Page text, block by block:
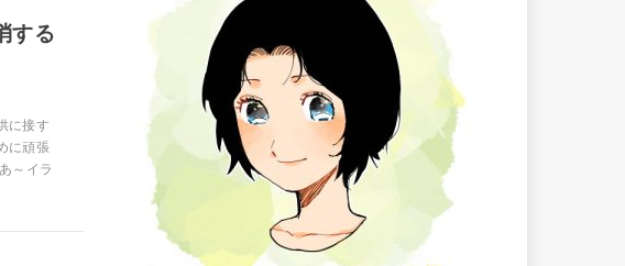
する
に接す
に頑張
～イラ